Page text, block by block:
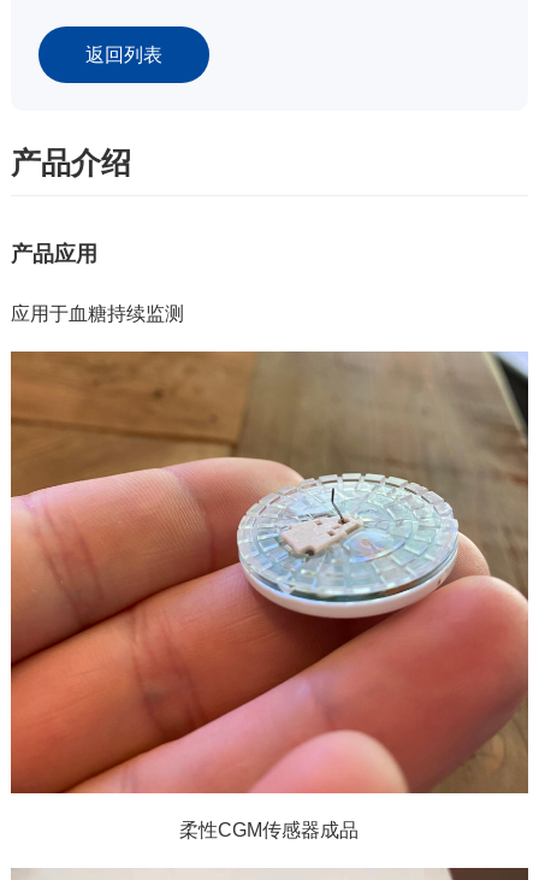
返回列表
产品介绍
产品应用
应用于血糖持续监测
柔性CGM传感器成品